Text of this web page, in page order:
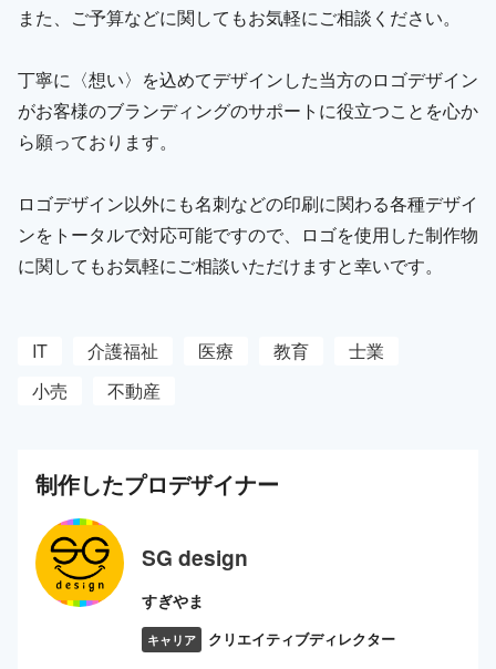
また、ご予算などに関してもお気軽にご相談ください。
丁寧に〈想い〉を込めてデザインした当方のロゴデザイン
がお客様のブランディングのサポートに役立つことを心か
ら願っております。
ロゴデザイン以外にも名刺などの印刷に関わる各種デザイ
ンをトータルで対応可能ですので、ロゴを使用した制作物
に関してもお気軽にご相談いただけますと幸いです。
IT 介護福祉 医療 教育
士業
小売
不動産
制作したプロデザイナー
SG design
すぎやま
キャリア クリエイティブディレクター